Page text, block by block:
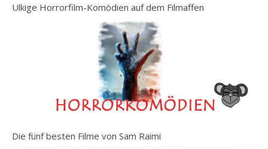
Ulkige Horrorfilm-Komödien auf dem Filmaffen
Die fünf besten Filme von Sam Raimi